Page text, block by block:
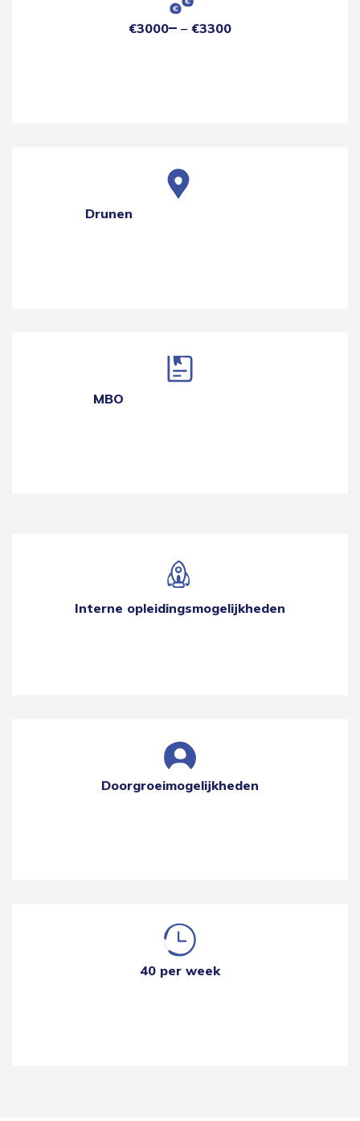
€3000 €3300
Drunen
MBO
Interne opleidingsmogelijkheden
Doorgroeimogelijkheden
40 per week